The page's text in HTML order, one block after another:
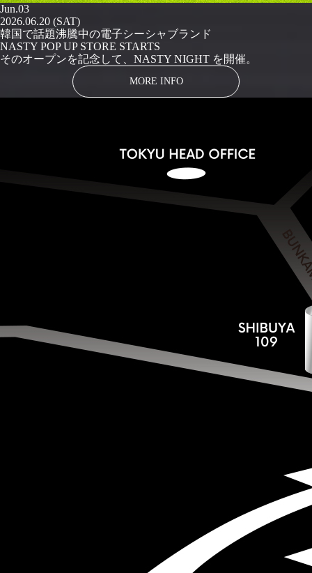
Jun.03
2026.06.20 (SAT)
韓国で話題沸騰中の電子シーシャブランド
NASTY POP UP STORE STARTS
そのオープンを記念して、NASTY NIGHT を開催。
MORE INFO